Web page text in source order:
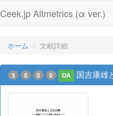
Ceek.jp Altmetrics (α ver.)
ホーム 文献詳細
3 0 0 0 OA 国吉康雄